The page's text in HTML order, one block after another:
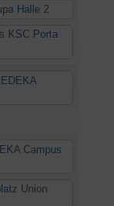
Halle 2
KSC Porta
Campus
Union